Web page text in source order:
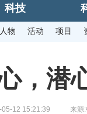
科技
人物 活动 项目
，潜
05-12 15:21:39 来源: